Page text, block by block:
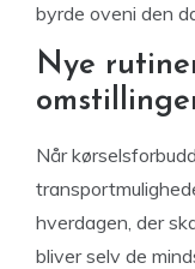
byrde oveni den
Nye
Når
hverdagen, der
bliver selv de